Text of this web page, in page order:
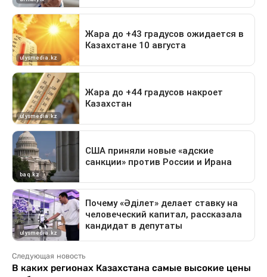
Следующая новость
В каких регионах Казахстана самые высокие цены